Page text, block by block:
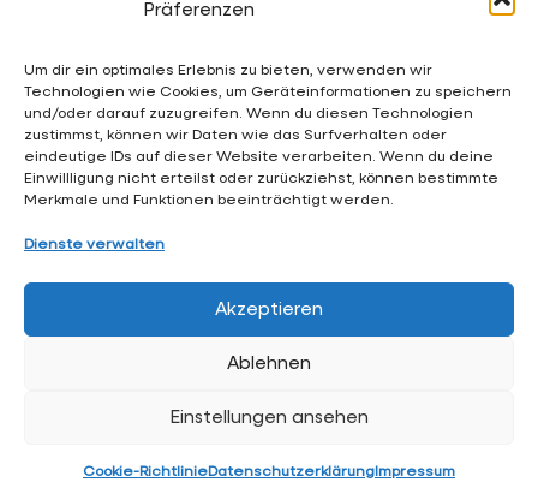
Präferenzen
Um dir ein optimales Erlebnis zu bieten, verwenden wir
Technologien wie Cookies, um Geräteinformationen zu speichern
und/oder darauf zuzugreifen. Wenn du diesen Technologien
zustimmst, können wir Daten wie das Surfverhalten oder
eindeutige IDs auf dieser Website verarbeiten. Wenn du deine
Einwillligung nicht erteilst oder zurückziehst, können bestimmte
Merkmale und Funktionen beeinträchtigt werden.
Dienste verwalten
Akzeptieren
Ablehnen
Einstellungen ansehen
Cookie-RichtlinieDatenschutzerklärung Impressum
02053 4969 0
sekretariat@waldschloesschen.schule
FAQ - Häufig gestellte Fragen
Datenschutzerklärung
Hintergrundgrafiken:RKW Architektur +
(arne.hupe@gmx.de)